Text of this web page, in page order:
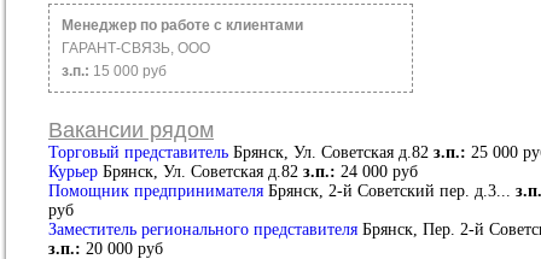
Менеджер по работе с клиентами
ГАРАНТ-СВЯЗЬ, ООО
з.п.: 15 000 руб
Вакансии рядом
Торговый представитель Брянск, Ул. Советская д.82 з.п.: 25 000
Курьер Брянск, Ул. Советская д.82 з.п.: 24 000 руб
Помощник предпринимателя Брянск, 2-й Советский пер. д.3...
руб
Заместитель регионального представителя Брянск, Пер. 2-й
з.п.: 20 000 руб